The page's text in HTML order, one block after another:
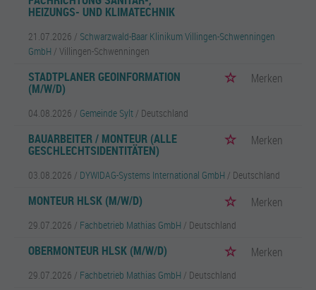
HEIZUNGS- UND KLIMATECHNIK
21.07.2026 / Schwarzwald-Baar Klinikum Villingen-Schwenningen
GmbH / Villingen-Schwenningen
STADTPLANER GEOINFORMATION
(M/W/D)
Merken
04.08.2026 / Gemeinde Sylt / Deutschland
BAUARBEITER / MONTEUR (ALLE
GESCHLECHTSIDENTITÄTEN)
Merken
03.08.2026 / DYWIDAG-Systems International GmbH / Deutschland
MONTEUR HLSK (M/W/D) Merken
29.07.2026 / Fachbetrieb Mathias GmbH / Deutschland
OBERMONTEUR HLSK (M/W/D) Merken
29.07.2026 / Fachbetrieb Mathias GmbH / Deutschland